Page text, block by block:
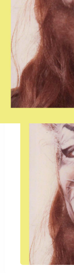
DE